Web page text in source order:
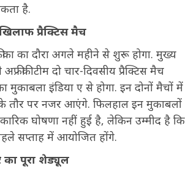
है.
प्रैक्टिस मैच
का दौरा अगले महीने से शुरू होगा. मुख्य
टीम दो चार-दिवसीय प्रैक्टिस मैच
इंडिया ए से होगा. इन दोनों मैचों में
पर नजर आएंगे. फिलहाल इन मुकाबलों
घोषणा नहीं हुई है, लेकिन उम्मीद है कि
सप्ताह में आयोजित होंगे.
का पूरा शेड्यूल